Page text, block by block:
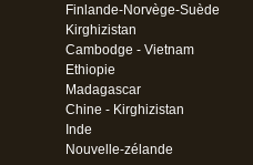
Finlande-Norvège-Suède
Kirghizistan
Cambodge - Vietnam
Ethiopie
Madagascar
Chine - Kirghizistan
Inde
Nouvelle-zélande